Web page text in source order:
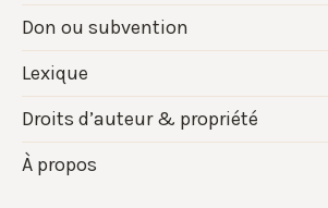
Don ou subvention
Lexique
Droits d’auteur & propriété
À propos